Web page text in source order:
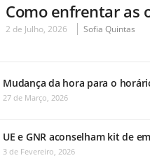
Como enfrentar as
2 de Julho, 2026 Sofia Quintas
Mudança da hora para o
27 de Março, 2026
UE e GNR aconselham kit de
3 de Fevereiro, 2026